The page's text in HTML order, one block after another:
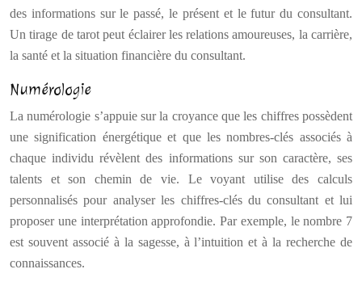
des informations sur le passé, le présent et le futur du consultant.
Un tirage de tarot peut éclairer les relations amoureuses, la carrière,
la santé et la situation financière du consultant.
Numérologie
La numérologie s’appuie sur la croyance que les chiffres possèdent
une signification énergétique et que les nombres-clés associés à
chaque individu révèlent des informations sur son caractère, ses
talents et son chemin de vie. Le voyant utilise des calculs
personnalisés pour analyser les chiffres-clés du consultant et lui
proposer une interprétation approfondie. Par exemple, le nombre 7
est souvent associé à la sagesse, à l’intuition et à la recherche de
connaissances.